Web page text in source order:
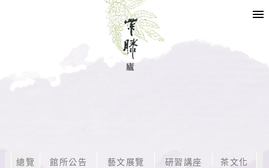
總覽 館所公告 藝文展覽 研習講座 茶文化